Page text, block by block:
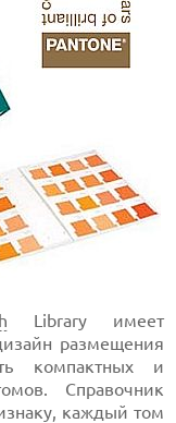
Library имеет
размещения
компактных и
Справочник
каждый том